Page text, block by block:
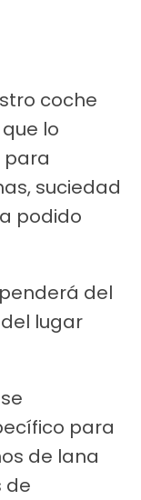
coche
lo
para
suciedad
podido
del
lugar
para
de lana
de